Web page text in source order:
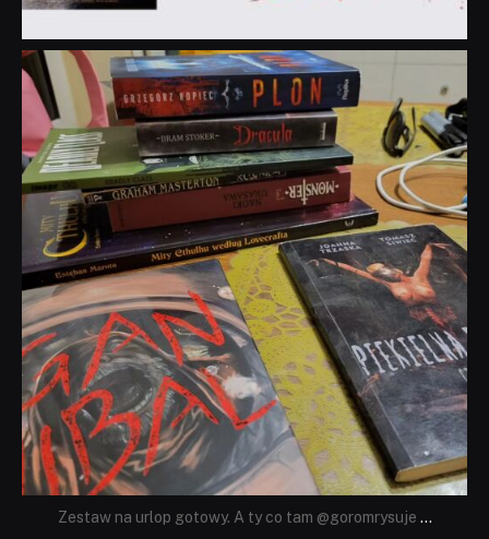
dobryhorror
Lip 31
Zestaw na urlop gotowy. A ty co tam @goromrysuje ...